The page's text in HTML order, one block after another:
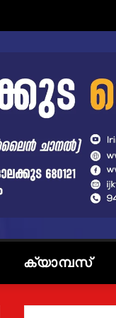
ക്യാമ്പസ്